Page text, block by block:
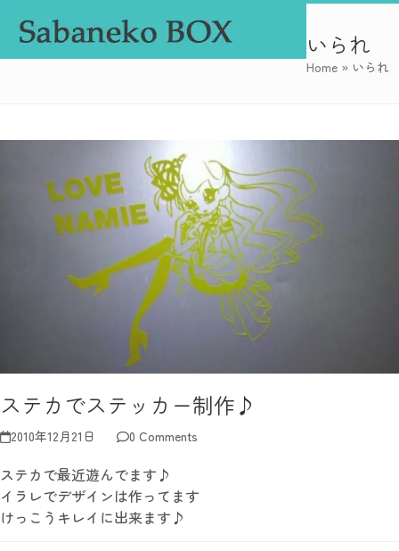
Open
mobile
Close
mobile
いられ
Home » いられ
ステカでステッカー制作♪
2010年12月21日 0 Comments
ステカで最近遊んでます♪
イラレでデザインは作ってます
けっこうキレイに出来ます♪